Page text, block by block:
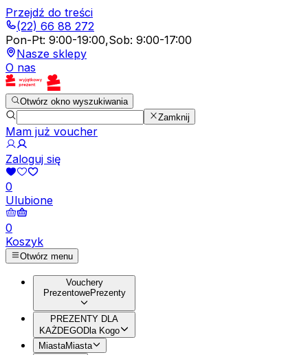
Przejdź do treści
(22) 66 88 272
Pon-Pt: 9:00-19:00,Sob: 9:00-17:00
Nasze sklepy
O nas
Otwórz okno wyszukiwania
Zamknij
Mam już voucher
Zaloguj się
0
Ulubione
0
Koszyk
Otwórz menu
Vouchery
PrezentowePrezenty
PREZENTY DLA
KAŻDEGODla Kogo
MiastaMiasta